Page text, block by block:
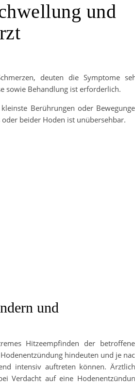
und
– Bei Schwellung und
deuten die Symptome
sowie Behandlung ist erforderlich.
Berührungen oder
beider Hoden ist unübersehbar.
und
Hitzeempfinden der
hindeuten und je
intensiv auftreten können.
Verdacht auf eine